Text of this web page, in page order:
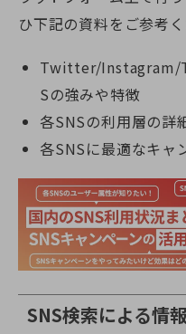
ひ下記の資料をご参考く
Twitter/Instagram/
Sの強みや特徴
各SNSの利用層の詳
各SNSに最適なキャ
SNS検索による情